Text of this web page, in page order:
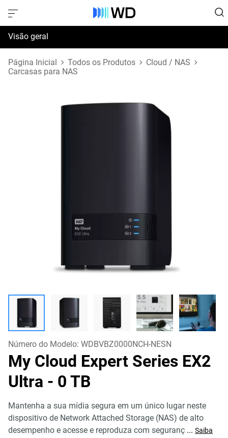
Visão geral
Especificações
Página Inicial Todos os Produtos
Cloud / NAS
Carcasas para NAS
Número do Modelo: WDBVBZ0000NCH-NESN
My Cloud Expert Series EX2
Ultra - 0 TB
Mantenha a sua mídia segura em um único lugar neste
dispositivo de Network Attached Storage (NAS) de alto
desempenho e acesse e reproduza com seguranç ... Saiba